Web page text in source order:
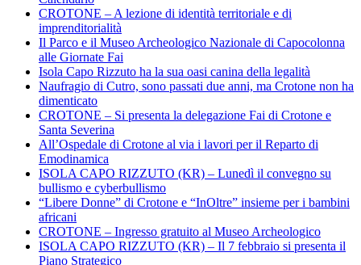
CROTONE – A lezione di identità territoriale e di
imprenditorialità
Il Parco e il Museo Archeologico Nazionale di Capocolonna
alle Giornate Fai
Isola Capo Rizzuto ha la sua oasi canina della legalità
Naufragio di Cutro, sono passati due anni, ma Crotone non ha
dimenticato
CROTONE – Si presenta la delegazione Fai di Crotone e
Santa Severina
All’Ospedale di Crotone al via i lavori per il Reparto di
Emodinamica
ISOLA CAPO RIZZUTO (KR) – Lunedì il convegno su
bullismo e cyberbullismo
“Libere Donne” di Crotone e “InOltre” insieme per i bambini
africani
CROTONE – Ingresso gratuito al Museo Archeologico
ISOLA CAPO RIZZUTO (KR) – Il 7 febbraio si presenta il
Piano Strategico